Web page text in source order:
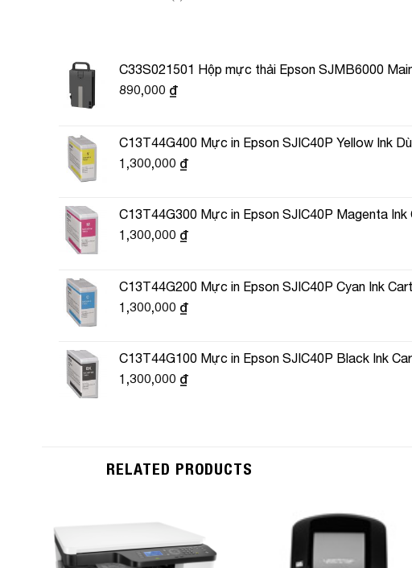
C33S021501 Hộp mực thải Epson SJMB6000
890,000 ₫
C13T44G400 Mực in Epson SJIC40P Yellow Ink
1,300,000 ₫
C13T44G300 Mực in Epson SJIC40P Magenta
1,300,000 ₫
C13T44G200 Mực in Epson SJIC40P Cyan Ink
1,300,000 ₫
C13T44G100 Mực in Epson SJIC40P Black Ink
1,300,000 ₫
RELATED PRODUCTS
Add to
Wishlist